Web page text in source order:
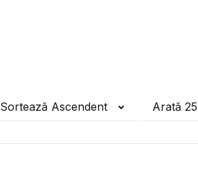
Sortează Ascendent Arată 25